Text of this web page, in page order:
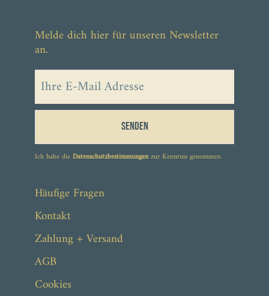
ab 44,90 €
Melde dich hier für unseren Newsletter
an.
Senden
Ich habe dieDatenschutzbestimmungenzur Kenntnis genommen.
Häufige Fragen
Kontakt
Zahlung + Versand
AGB
Cookies